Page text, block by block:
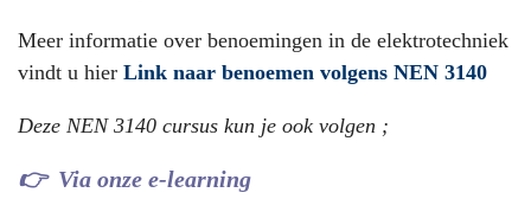
Meer informatie over benoemingen in de elektrotechniek
vindt u hier Link naar benoemen volgens NEN 3140
Deze NEN 3140 cursus kun je ook volgen ;
👉 Via onze e-learning